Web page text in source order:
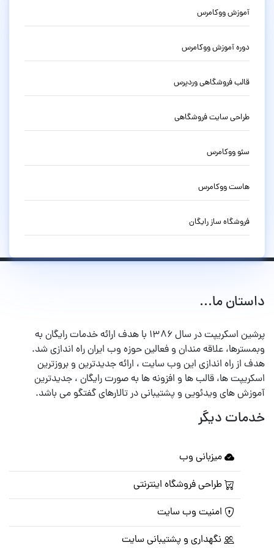
آموزش ووکامرس
دوره آموزش ووکامرس
قالب فروشگاهی وردپرس
طراحی سایت فروشگاهی
سئو ووکامرس
هاست ووکامرس
فروشگاه ساز رایگان
داستان ما...
پرشین اسکریپت در سال ۱۳۸۶ با هدف ارائه خدمات رایگان به
وبمسترها، علاقه مندان و فعالین حوزه وب ایران راه اندازی شد.
هدف از راه اندازی این وب سایت ، ارائه جدیدترین و بروزترین
اسکریپت ها، قالب ها و افزونه ها به صورت رایگان ، جدیدترین
آموزش های ویدئویی و پشتیبانی در تالارهای گفتگو می باشد.
خدمات دیگر
میزبانی وب
طراحی فروشگاه اینترنتی
امنیت وب سایت
نگهداری و پشتیبانی سایت